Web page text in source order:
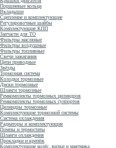
Поршневые кольца
Вкладыши
Сцепление и комплектующие
Регулировочные шайбы
Комплектующие КПП
Запчасти для ТО
Фильтры масляные
Фильтры воздушные
Фильтры топливные
Свечи зажигания
Цепи приводные
Звёзды
Тормозная система
Колодки тормозные
Диски тормозные
Шланги тормозные
Ремкомплекты тормозных цилиндров
Ремкомплекты тормозных суппортов
Цилиндры тормозные
Комплектующие тормозной системы
Система охлаждения
Радиаторы и комплектующие
Помпы и термостаты
Шланги охлаждения
Прокладки и крепёж
Комплектующие колёс, вилки и маятника